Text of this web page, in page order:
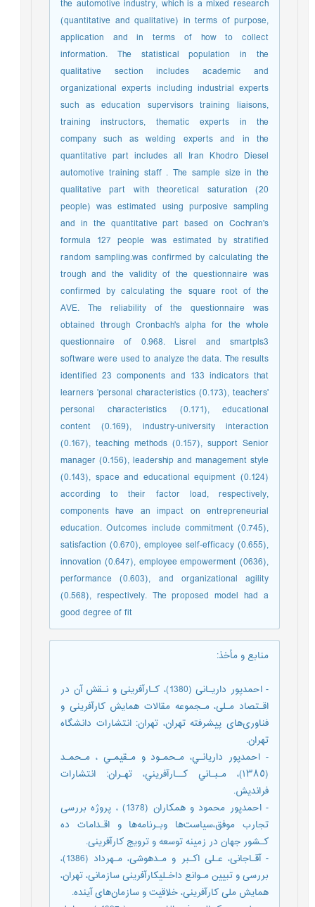
the automotive industry, which is a mixed research
(quantitative and qualitative) in terms of purpose,
application and in terms of how to collect
information. The statistical population in the
qualitative section includes academic and
organizational experts including industrial experts
such as education supervisors training liaisons,
training instructors, thematic experts in the
company such as welding experts and in the
quantitative part includes all Iran Khodro Diesel
automotive training staff . The sample size in the
qualitative part with theoretical saturation (20
people) was estimated using purposive sampling
and in the quantitative part based on Cochran's
formula 127 people was estimated by stratified
random sampling.was confirmed by calculating the
trough and the validity of the questionnaire was
confirmed by calculating the square root of the
AVE. The reliability of the questionnaire was
obtained through Cronbach's alpha for the whole
questionnaire of 0.968. Lisrel and smartpls3
software were used to analyze the data. The results
identified 23 components and 133 indicators that
learners 'personal characteristics (0.173), teachers'
personal characteristics (0.171), educational
content (0.169), industry-university interaction
(0.167), teaching methods (0.157), support Senior
manager (0.156), leadership and management style
(0.143), space and educational equipment (0.124)
according to their factor load, respectively,
components have an impact on entrepreneurial
education. Outcomes include commitment (0.745),
satisfaction (0.670), employee self-efficacy (0.655),
innovation (0.647), employee empowerment (0636),
performance (0.603), and organizational agility
(0.568), respectively. The proposed model had a
good degree of fit
منابع و مأخذ:
- احمدپور‌ داریـانی‌ (1380)، کـارآفرینی و نـقش آن در
اقـتصاد مـلی‌، مـجموعه‌ مقالات همایش‌ کارآفرینی و
فناوری‌های پیشرفته تهران، تهران: انتشارات دانشگاه‌
تهران‌.
- احمدپور داريانـي، مـحمـود و مـقيمـي ، مـحمـد
(١٣٨٥)، مـبـاني کــارآفريني، تهـران: انتشارات
فرانديش.
- احمدپور محمود و همکاران (1378) ، پروژه بررسی
تجارب‌ موفق‌،سیاست‌ها وبـرنامه‌ها و اقـدامات ده
کـشور جهان در زمینه توسعه و ترویج کارآفرینی.
- آقـاجانی، عـلی اکـبر و مـدهوشی، مـهرداد (1386)،
بررسی و تبیین‌ مـوانع‌ داخـلیکارآفرینی سازمانی، تهران،
همایش ملی کارآفرینی، خلاقیت و سازمان‌های آینده.